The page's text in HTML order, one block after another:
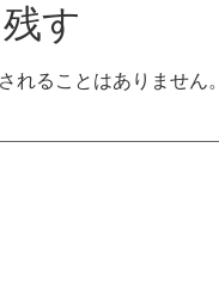
す
れることはありません。